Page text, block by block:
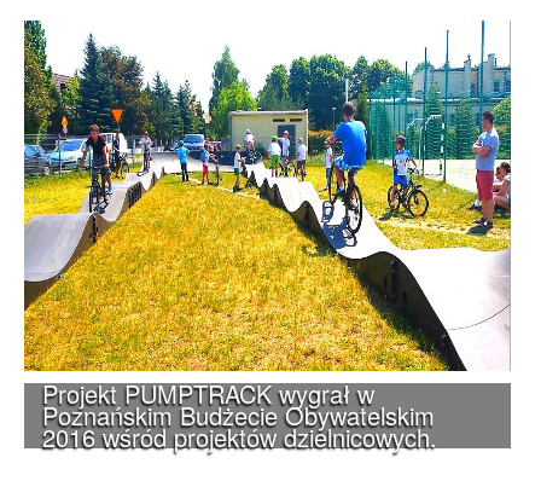
Projekt PUMPTRACK wygrał w
Poznańskim Budżecie Obywatelskim
2016 wśród projektów dzielnicowych.